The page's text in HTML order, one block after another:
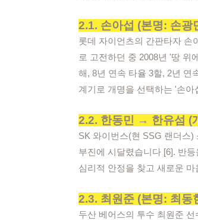
2.1. 손아섭 (본명: 손광
롯데 자이언츠의 간판타자 손
로 고전하던 중 2008년 '땅 위
해, 8년 연속 타율 3할, 2년 연
계기로 개명을 선택하는 '손
2.2. 한동민 → 한유섬 (
SK 와이번스(현 SSG 랜더스
부진에 시달렸습니다 [6]. 반
심리적 안정을 찾고 새로운
2.3. 최원준 (본명: 최동
두산 베어스의 투수 최원준